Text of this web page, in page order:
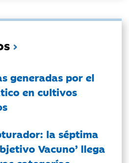
generadas por el
en cultivos
la séptima
Vacuno’ llega